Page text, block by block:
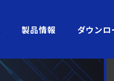
製品情報 ダウンロ